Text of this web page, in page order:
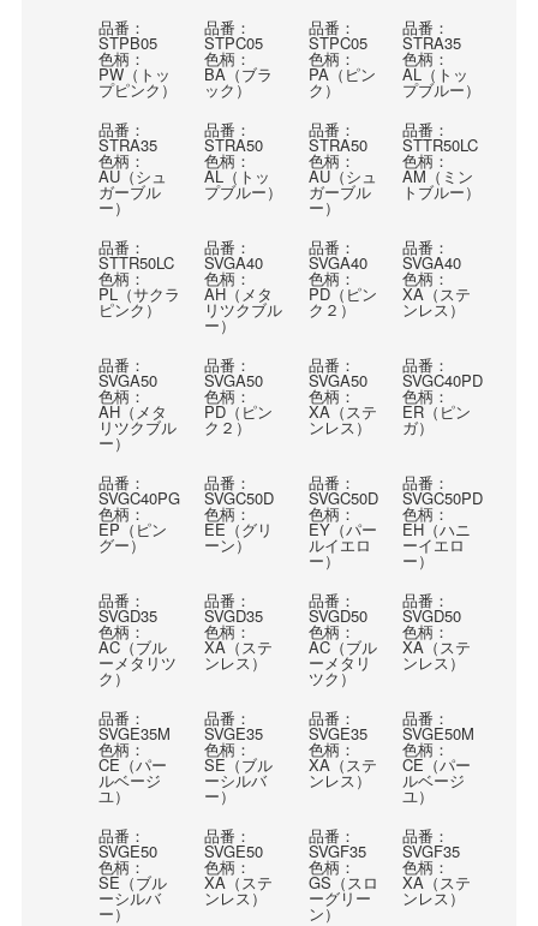
品番：
STPB05
色柄：
PW（トッ
プピンク）
品番：
STPC05
色柄：
BA（ブラ
ック）
品番：
STPC05
色柄：
PA（ピン
ク）
品番：
STRA35
色柄：
AL（トッ
プブルー）
品番：
STRA35
色柄：
AU（シュ
ガーブル
ー）
品番：
STRA50
色柄：
AL（トッ
プブルー）
品番：
STRA50
色柄：
AU（シュ
ガーブル
ー）
品番：
STTR50LC
色柄：
AM（ミン
トブルー）
品番：
STTR50LC
色柄：
PL（サクラ
ピンク）
品番：
SVGA40
色柄：
AH（メタ
リツクブル
ー）
品番：
SVGA40
色柄：
PD（ピン
ク２）
品番：
SVGA40
色柄：
XA（ステ
ンレス）
品番：
SVGA50
色柄：
AH（メタ
リツクブル
ー）
品番：
SVGA50
色柄：
PD（ピン
ク２）
品番：
SVGA50
色柄：
XA（ステ
ンレス）
品番：
SVGC40PD
色柄：
ER（ピン
ガ）
品番：
SVGC40PG
色柄：
EP（ピン
グー）
品番：
SVGC50D
色柄：
EE（グリ
ーン）
品番：
SVGC50D
色柄：
EY（パー
ルイエロ
ー）
品番：
SVGC50PD
色柄：
EH（ハニ
ーイエロ
ー）
品番：
SVGD35
色柄：
AC（ブル
ーメタリツ
ク）
品番：
SVGD35
色柄：
XA（ステ
ンレス）
品番：
SVGD50
色柄：
AC（ブル
ーメタリ
ツク）
品番：
SVGD50
色柄：
XA（ステ
ンレス）
品番：
SVGE35M
色柄：
CE（パー
ルベージ
ユ）
品番：
SVGE35
色柄：
SE（ブル
ーシルバ
ー）
品番：
SVGE35
色柄：
XA（ステ
ンレス）
品番：
SVGE50M
色柄：
CE（パー
ルベージ
ユ）
品番：
SVGE50
色柄：
SE（ブル
ーシルバ
ー）
品番：
SVGE50
色柄：
XA（ステ
ンレス）
品番：
SVGF35
色柄：
GS（スロ
ーグリー
ン）
品番：
SVGF35
色柄：
XA（ステ
ンレス）